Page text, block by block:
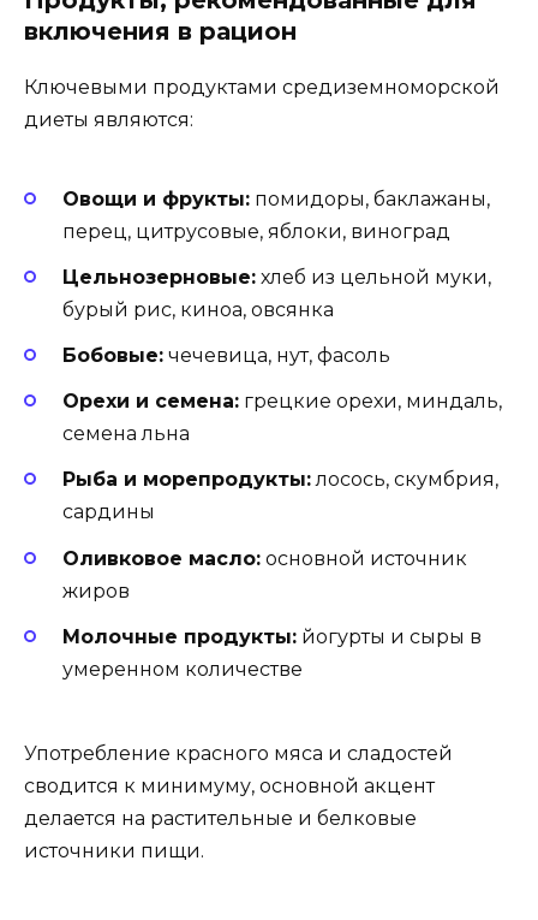
включения в рацион
Ключевыми продуктами средиземноморской
диеты являются:
Овощи и фрукты: помидоры, баклажаны,
перец, цитрусовые, яблоки, виноград
Цельнозерновые: хлеб из цельной муки,
бурый рис, киноа, овсянка
Бобовые: чечевица, нут, фасоль
Орехи и семена: грецкие орехи, миндаль,
семена льна
Рыба и морепродукты:лосось, скумбрия,
сардины
Оливковое масло: основной источник
жиров
Молочные продукты: йогурты и сыры в
умеренном количестве
Употребление красного мяса и сладостей
сводится к минимуму, основной акцент
делается на растительные и белковые
источники пищи.